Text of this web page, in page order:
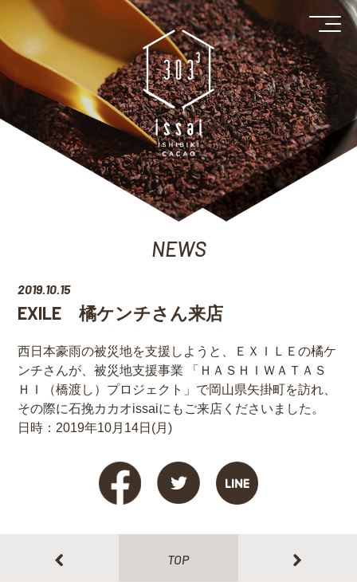
NEWS
2019.10.15
EXILE 橘ケンチさん来店
西日本豪雨の被災地を支援しようと、ＥＸＩＬＥの橘ケ
ンチさんが、被災地支援事業 「ＨＡＳＨＩＷＡＴＡＳ
ＨＩ（橋渡し）プロジェクト」で岡山県矢掛町を訪れ、
その際に石挽カカオissaiにもご来店くださいました。
日時：2019年10月14日(月)
TOP